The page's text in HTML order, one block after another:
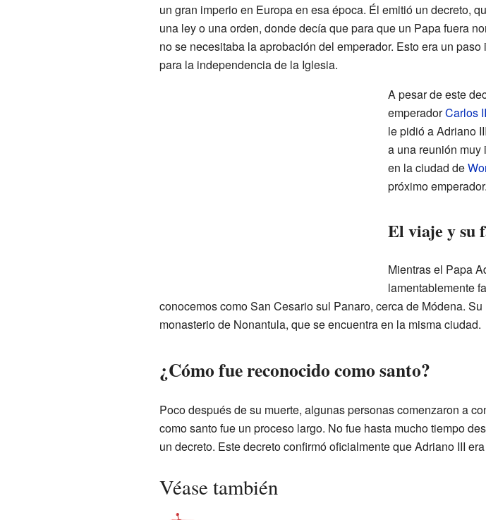
un gran imperio en Europa en esa época. Él emitió un decreto,
una ley o una orden, donde decía que para que un Papa fuera
no se necesitaba la aprobación del emperador. Esto era un paso
para la independencia de la Iglesia.
A pesar de este
emperadorCarlos
le pidió a Adriano
a una reunión muy
en la ciudad de
próximo emperador.
El viaje y su
Mientras el Papa
lamentablemente
conocemos como San Cesario sul Panaro, cerca de Módena.
monasterio de Nonantula, que se encuentra en la misma ciudad.
¿Cómo fue reconocido como santo?
Poco después de su muerte, algunas personas comenzaron a
como santo fue un proceso largo. No fue hasta mucho tiempo
un decreto. Este decreto confirmó oficialmente que Adriano III
Véase también